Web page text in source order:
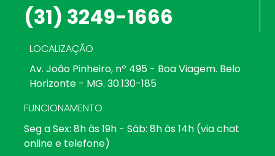
(31) 3249-1666
LOCALIZAÇÃO
Av. João Pinheiro, nº 495 - Boa Viagem. Belo
Horizonte - MG. 30.130-185
FUNCIONAMENTO
Seg a Sex: 8h às 19h - Sáb: 8h às 14h (via chat
online e telefone)